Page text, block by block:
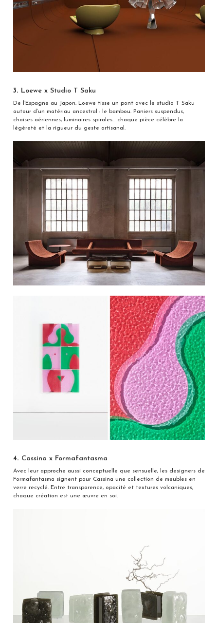
3. Loewe x Studio T Saku
De l’Espagne au Japon, Loewe tisse un pont avec le studio T Saku
autour d’un matériau ancestral : le bambou. Paniers suspendus,
chaises aériennes, luminaires spirales… chaque pièce célèbre la
légèreté et la rigueur du geste artisanal.
4. Cassina x Formafantasma
Avec leur approche aussi conceptuelle que sensuelle, les designers de
Formafantasma signent pour Cassina une collection de meubles en
verre recyclé. Entre transparence, opacité et textures volcaniques,
chaque création est une œuvre en soi.